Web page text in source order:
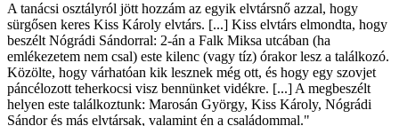
A tanácsi osztályról jött hozzám az egyik elvtársnő azzal, hogy
sürgősen keres Kiss Károly elvtárs. [...] Kiss elvtárs elmondta, hogy
beszélt Nógrádi Sándorral: 2-án a Falk Miksa utcában (ha
emlékezetem nem csal) este kilenc (vagy tíz) órakor lesz a találkozó.
Közölte, hogy várhatóan kik lesznek még ott, és hogy egy szovjet
páncélozott teherkocsi visz bennünket vidékre. [...] A megbeszélt
helyen este találkoztunk: Marosán György, Kiss Károly, Nógrádi
Sándor és más elvtársak, valamint én a családommal."